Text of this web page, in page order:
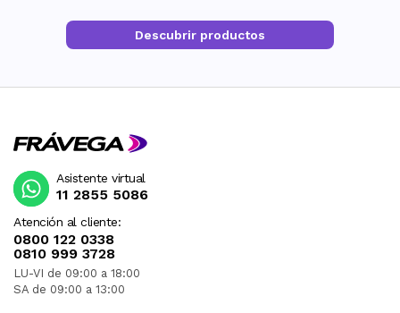
Descubrir productos
Atención al cliente:
0800 122 0338
0810 999 3728
LU-VI de 09:00 a 18:00
SA de 09:00 a 13:00
Asistente virtual
11 2855 5086